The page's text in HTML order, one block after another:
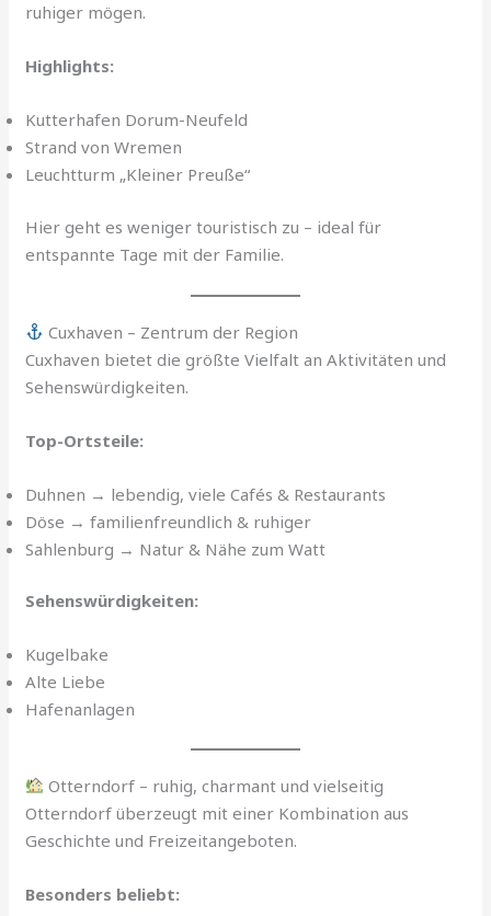
ruhiger mögen.
Highlights:
Kutterhafen Dorum-Neufeld
Strand von Wremen
Leuchtturm „Kleiner Preuße“
Hier geht es weniger touristisch zu – ideal für
entspannte Tage mit der Familie.
Cuxhaven – Zentrum der Region
Cuxhaven bietet die größte Vielfalt an Aktivitäten und
Sehenswürdigkeiten.
Top-Ortsteile:
Duhnen → lebendig, viele Cafés & Restaurants
Döse → familienfreundlich & ruhiger
Sahlenburg → Natur & Nähe zum Watt
Sehenswürdigkeiten:
Kugelbake
Alte Liebe
Hafenanlagen
Otterndorf – ruhig, charmant und vielseitig
Otterndorf überzeugt mit einer Kombination aus
Geschichte und Freizeitangeboten.
Besonders beliebt: